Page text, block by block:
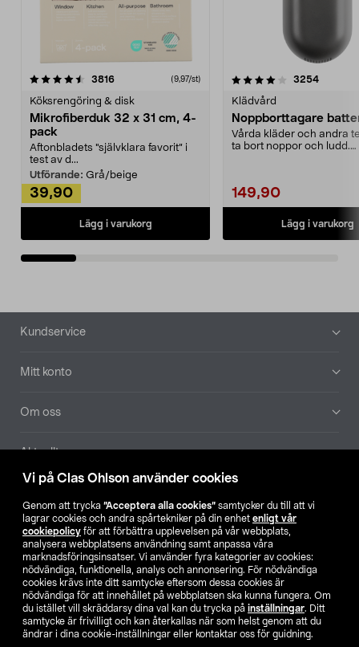
Vi på Clas Ohlson använder cookies
Genom att trycka ”Acceptera alla cookies” samtycker du till att vi
lagrar cookies och andra spårtekniker på din enhet enligt vår
cookiepolicy för att förbättra upplevelsen på vår webbplats,
analysera webbplatsens användning samt anpassa våra
marknadsföringsinsatser. Vi använder fyra kategorier av cookies:
nödvändiga, funktionella, analys och annonsering. För nödvändiga
cookies krävs inte ditt samtycke eftersom dessa cookies är
nödvändiga för att innehållet på webbplatsen ska kunna fungera. Om
du istället vill skräddarsy dina val kan du trycka på inställningar. Ditt
samtycke är frivilligt och kan återkallas när som helst genom att du
ändrar i dina cookie-inställningar eller kontaktar oss för guidning.
3816recensioner (9,97/st)
Köksrengöring & disk
Mikrofiberduk 32 x 31 cm, 4-
pack
Aftonbladets "självklara favorit” i
test av d...
Utförande: Grå/beige
39,90
Lägg i varukorg
4.0av 5 stjärnor 3254
Klädvård
Noppborttagare
Vårda kläder och andra
ta bort noppor och ludd.
149,90
Lägg i varukorg
4.5av 5 stjärnor
Sidfot
Kundservice
Mitt konto
Om oss
Aktuellt
Hitta butik
SE NO FI